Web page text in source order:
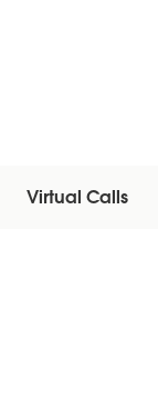
Virtual Calls